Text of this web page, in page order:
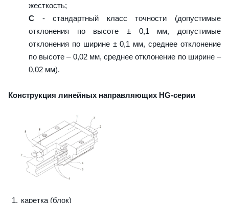
жесткость;
C - стандартный класс точности (допустимые
отклонения по высоте ± 0,1 мм, допустимые
отклонения по ширине ± 0,1 мм, среднее отклонение
по высоте – 0,02 мм, среднее отклонение по ширине –
0,02 мм).
Конструкция линейных направляющих HG-серии
каретка (блок)